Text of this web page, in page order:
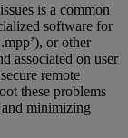
is a common
software for
or other
associated on user
remote
these problems
minimizing